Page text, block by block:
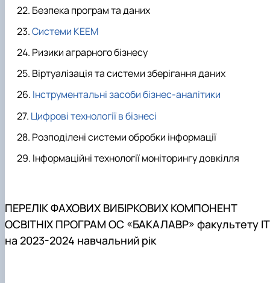
Безпека програм та даних
Системи КЕЕМ
Ризики аграрного бізнесу
Віртуалізація та системи зберігання даних
Інструментальні засоби бізнес-аналітики
Цифрові технології в бізнесі
Розподілені системи обробки інформації
Інформаційні технології моніторингу довкілля
ПЕРЕЛІК ФАХОВИХ ВИБІРКОВИХ КОМПОНЕНТ
ОСВІТНІХ ПРОГРАМ ОС «БАКАЛАВР» факультету ІТ
на 2023-2024 навчальний рік